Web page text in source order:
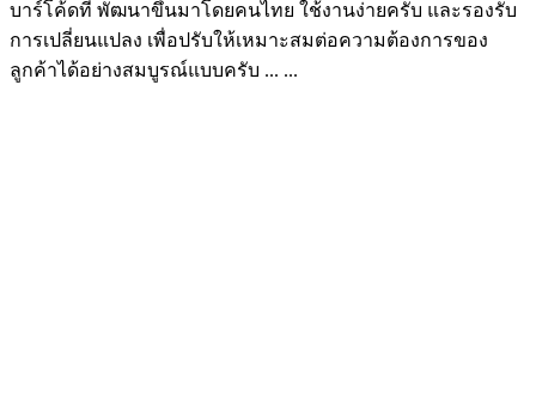
บาร์โค้ดที่ พัฒนาขึ้นมาโดยคนไทย ใช้งานง่ายครับ และรองรับ
การเปลี่ยนแปลง เพื่อปรับให้เหมาะสมต่อความต้องการของ
ลูกค้าได้อย่างสมบูรณ์แบบครับ ... ...